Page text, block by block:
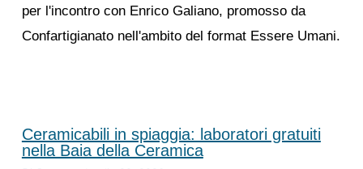
per l'incontro con Enrico Galiano, promosso da
Confartigianato nell'ambito del format Essere Umani.
Ceramicabili in spiaggia: laboratori gratuiti
nella Baia della Ceramica